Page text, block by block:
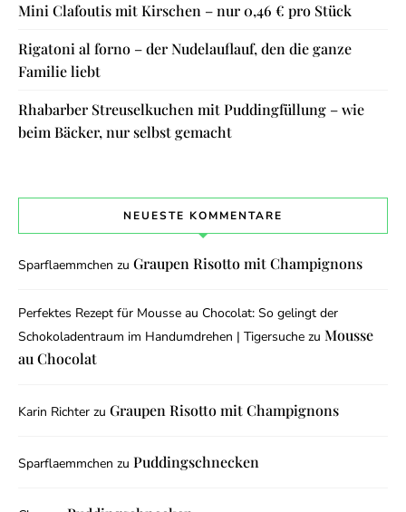
Mini Clafoutis mit Kirschen – nur 0,46 € pro Stück
Rigatoni al forno – der Nudelauflauf, den die ganze
Familie liebt
Rhabarber Streuselkuchen mit Puddingfüllung – wie
beim Bäcker, nur selbst gemacht
NEUESTE KOMMENTARE
Sparflaemmchen zu Graupen Risotto mit Champignons
Perfektes Rezept für Mousse au Chocolat: So gelingt der
Schokoladentraum im Handumdrehen | Tigersuche zu Mousse
au Chocolat
Karin Richter zu Graupen Risotto mit Champignons
Sparflaemmchen zu Puddingschnecken